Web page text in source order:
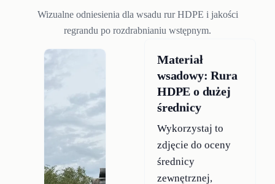
Wizualne odniesienia dla wsadu rur HDPE i jakości
regrandu po rozdrabnianiu wstępnym.
Materiał
wsadowy: Rura
HDPE o dużej
średnicy
Wykorzystaj to
zdjęcie do oceny
średnicy
zewnętrznej,